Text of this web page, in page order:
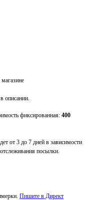
описании.
фиксированная: 400
от 3 до 7 дней в зависимости
посылки.
Пишите в Директ